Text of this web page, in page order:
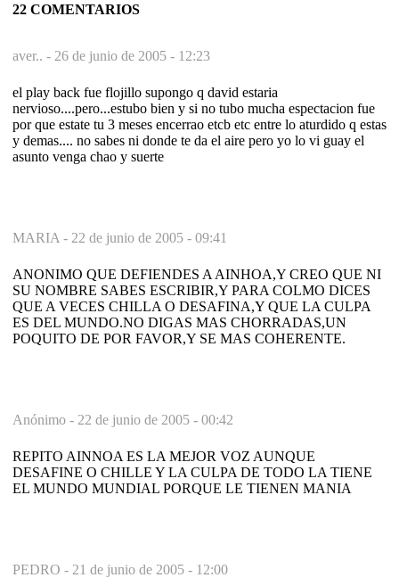
22 COMENTARIOS
aver.. - 26 de junio de 2005 - 12:23
el play back fue flojillo supongo q david estaria
nervioso....pero...estubo bien y si no tubo mucha espectacion fue
por que estate tu 3 meses encerrao etcb etc entre lo aturdido q estas
y demas.... no sabes ni donde te da el aire pero yo lo vi guay el
asunto venga chao y suerte
MARIA - 22 de junio de 2005 - 09:41
ANONIMO QUE DEFIENDES A AINHOA,Y CREO QUE NI
SU NOMBRE SABES ESCRIBIR,Y PARA COLMO DICES
QUE A VECES CHILLA O DESAFINA,Y QUE LA CULPA
ES DEL MUNDO.NO DIGAS MAS CHORRADAS,UN
POQUITO DE POR FAVOR,Y SE MAS COHERENTE.
Anónimo - 22 de junio de 2005 - 00:42
REPITO AINNOA ES LA MEJOR VOZ AUNQUE
DESAFINE O CHILLE Y LA CULPA DE TODO LA TIENE
EL MUNDO MUNDIAL PORQUE LE TIENEN MANIA
PEDRO - 21 de junio de 2005 - 12:00